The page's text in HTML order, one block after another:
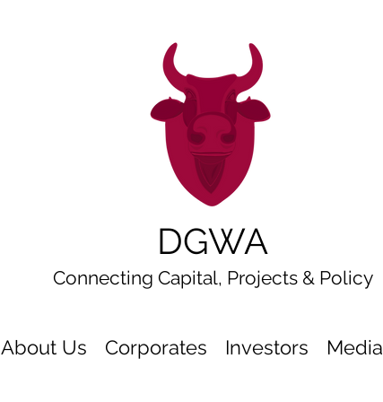
DGWA
Connecting Capital, Projects & Policy
About Us Corporates Investors Media